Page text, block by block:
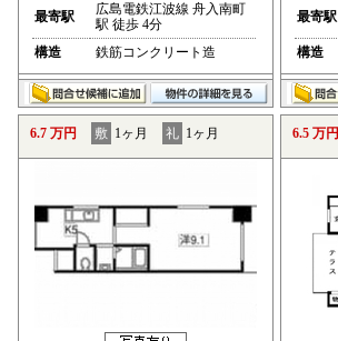
最寄駅
広島電鉄江波線 舟入南町
駅 徒歩 4分
構造
鉄筋コンクリート造
最寄駅
構造
6.7 万円 敷 1ヶ月 礼 1ヶ月 6.5 万円